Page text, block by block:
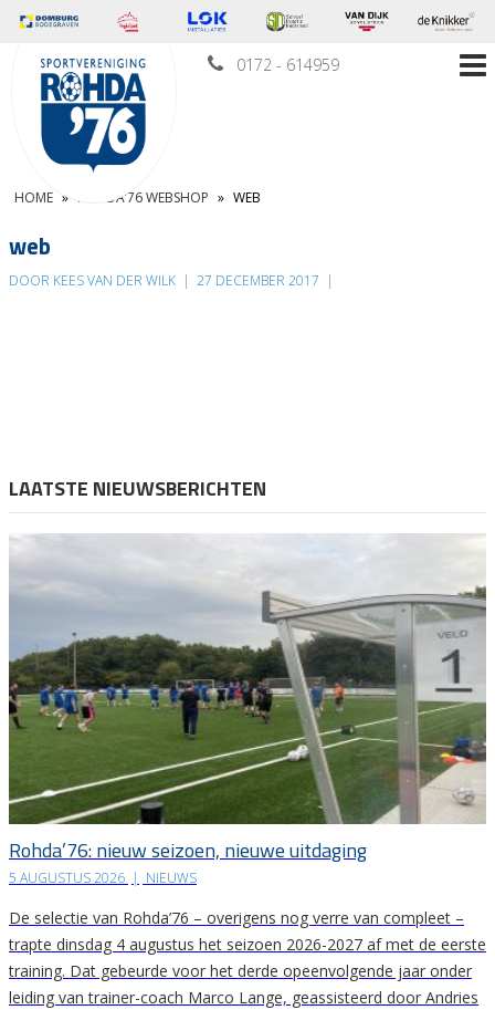
0172 - 614959
HOME » ROHDA’76 WEBSHOP » WEB
web
DOOR KEES VAN DER WILK | 27 DECEMBER 2017 |
LAATSTE NIEUWSBERICHTEN
Rohda’76: nieuw seizoen, nieuwe uitdaging
5 AUGUSTUS 2026 | NIEUWS
De selectie van Rohda’76 – overigens nog verre van compleet –
trapte dinsdag 4 augustus het seizoen 2026-2027 af met de eerste
training. Dat gebeurde voor het derde opeenvolgende jaar onder
leiding van trainer-coach Marco Lange, geassisteerd door Andries